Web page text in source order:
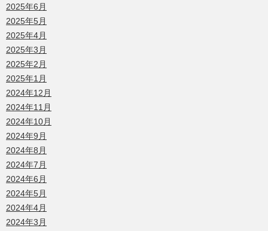
2025年6月
2025年5月
2025年4月
2025年3月
2025年2月
2025年1月
2024年12月
2024年11月
2024年10月
2024年9月
2024年8月
2024年7月
2024年6月
2024年5月
2024年4月
2024年3月